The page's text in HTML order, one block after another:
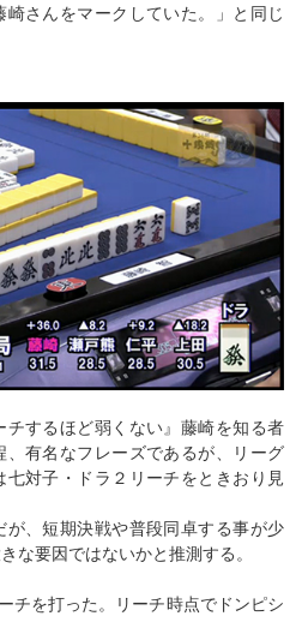
さんをマークしていた。」と同じ
チするほど弱くない』藤崎を知る者
、有名なフレーズであるが、リーグ
対子・ドラ２リーチをときおり見
が、短期決戦や普段同卓する事が少
な要因ではないかと推測する。
チを打った。リーチ時点でドンピシ